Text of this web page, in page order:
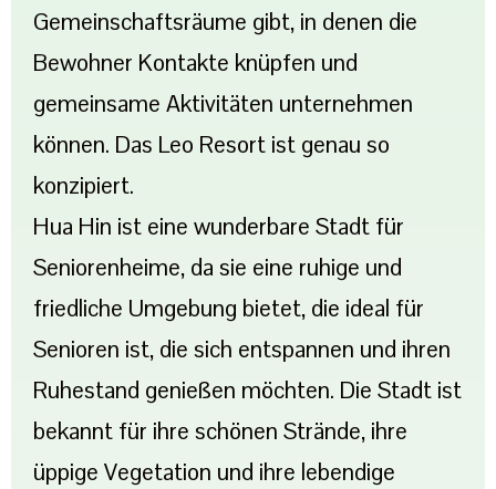
Gemeinschaftsräume gibt, in denen die
Bewohner Kontakte knüpfen und
gemeinsame Aktivitäten unternehmen
können. Das Leo Resort ist genau so
konzipiert.
Hua Hin ist eine wunderbare Stadt für
Seniorenheime, da sie eine ruhige und
friedliche Umgebung bietet, die ideal für
Senioren ist, die sich entspannen und ihren
Ruhestand genießen möchten. Die Stadt ist
bekannt für ihre schönen Strände, ihre
üppige Vegetation und ihre lebendige